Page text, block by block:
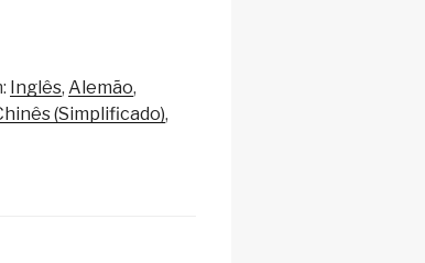
hInglês Alemão
(Simplificado)